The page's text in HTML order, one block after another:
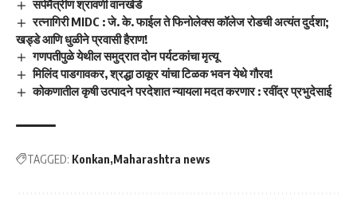
सर्पमैत्रीण श्रावणी वानखेडे
रत्नागिरी MIDC : जे. के. फाईल ते फिनोलेक्स कॉलेज रोडची अत्यंत दुर्दशा;
खड्डे आणि धुळीने प्रवासी हैराण!
गणपतीपुळे येथील समुद्रात दोन पर्यटकांचा मृत्यू
मिलिंद पाडगावकर, श्रद्धा ठाकूर यांचा टिळक भवन येथे गौरव!
कोकणातील कृषी उत्पादने परदेशात न्यायला मदत करणार : रवींद्र प्रभुदेसाई
TAGGED: Konkan Maharashtra news